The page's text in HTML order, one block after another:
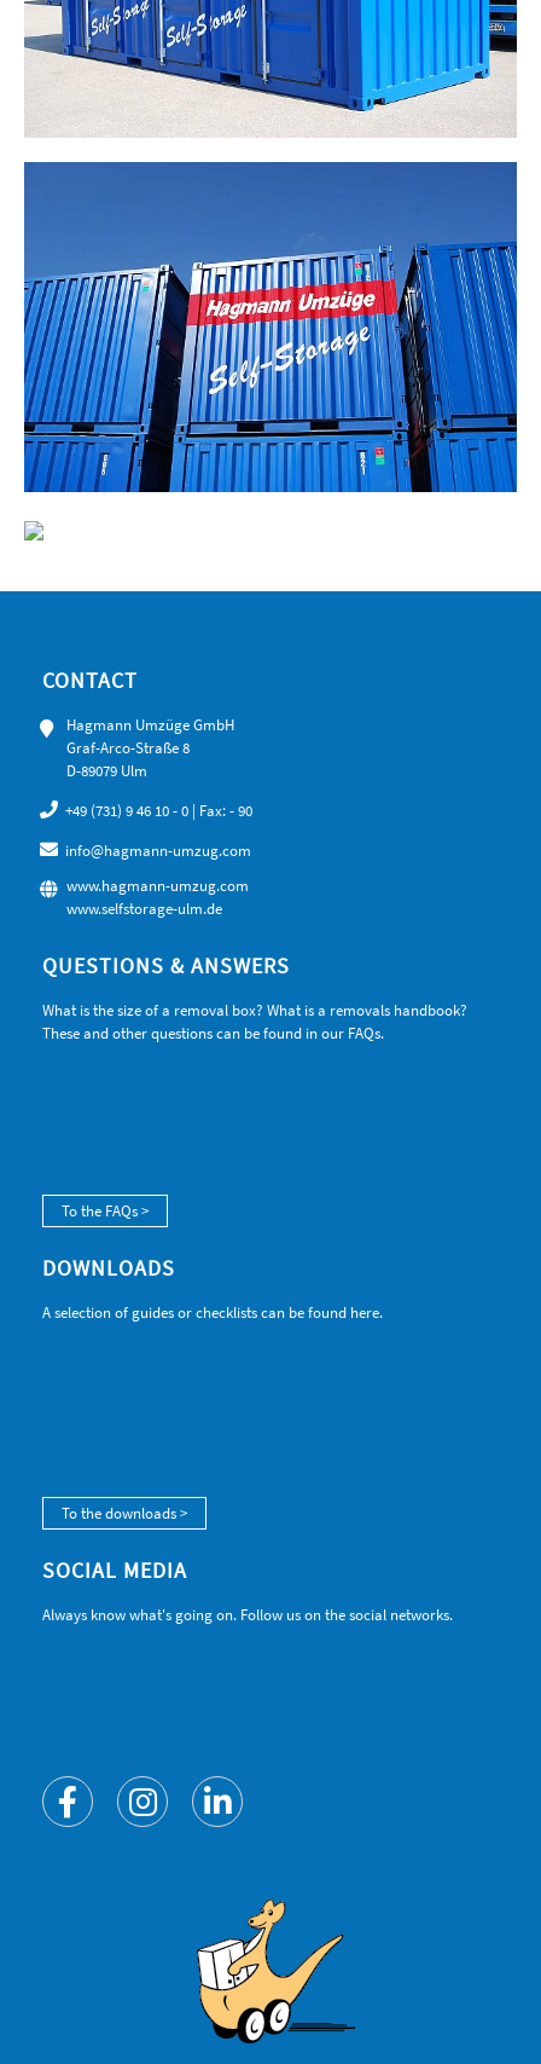
CONTACT
Hagmann Umzüge GmbH
Graf-Arco-Straße 8
D-89079 Ulm
+49 (731) 9 46 10 - 0 | Fax: - 90
info@hagmann-umzug.com
www.hagmann-umzug.com
www.selfstorage-ulm.de
QUESTIONS & ANSWERS
What is the size of a removal box? What is a removals handbook?
These and other questions can be found in our FAQs.
To the FAQs >
DOWNLOADS
A selection of guides or checklists can be found here.
To the downloads >
SOCIAL MEDIA
Always know what's going on. Follow us on the social networks.